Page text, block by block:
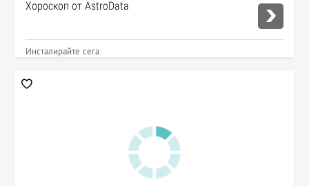
Хороскоп от AstroData
Инсталирайте сега